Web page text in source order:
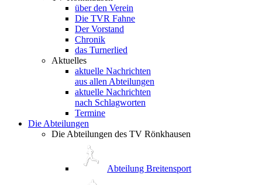
über den Verein
Die TVR Fahne
Der Vorstand
Chronik
das Turnerlied
Aktuelles
aktuelle Nachrichten
aus allen Abteilungen
aktuelle Nachrichten
nach Schlagworten
Termine
Die Abteilungen
Die Abteilungen des TV Rönkhausen
Abteilung Breitensport